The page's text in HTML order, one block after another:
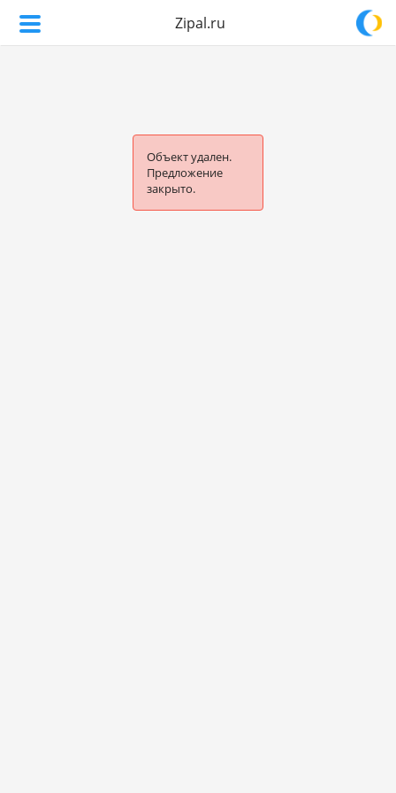
Zipal.ru
Объект удален.
Предложение
закрыто.